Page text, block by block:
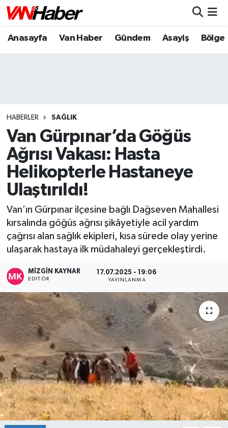
Anasayfa Van Haber Gündem Asayiş Bölge
HABERLER SAĞLIK
Van Gürpınar’da Göğüs
Ağrısı Vakası: Hasta
Helikopterle Hastaneye
Ulaştırıldı!
Van’ın Gürpınar ilçesine bağlı Dağseven Mahallesi
kırsalında göğüs ağrısı şikâyetiyle acil yardım
çağrısı alan sağlık ekipleri, kısa sürede olay yerine
ulaşarak hastaya ilk müdahaleyi gerçekleştirdi.
MİZGİN KAYNAR
EDITÖR
17.07.2025 - 19:06
YAYINLANMA
Nöbetçi Eczaneler
Puan Durumu ve Fikstür
Tüm Manşetler
Son Dakika Haberleri
Haber Arşivi